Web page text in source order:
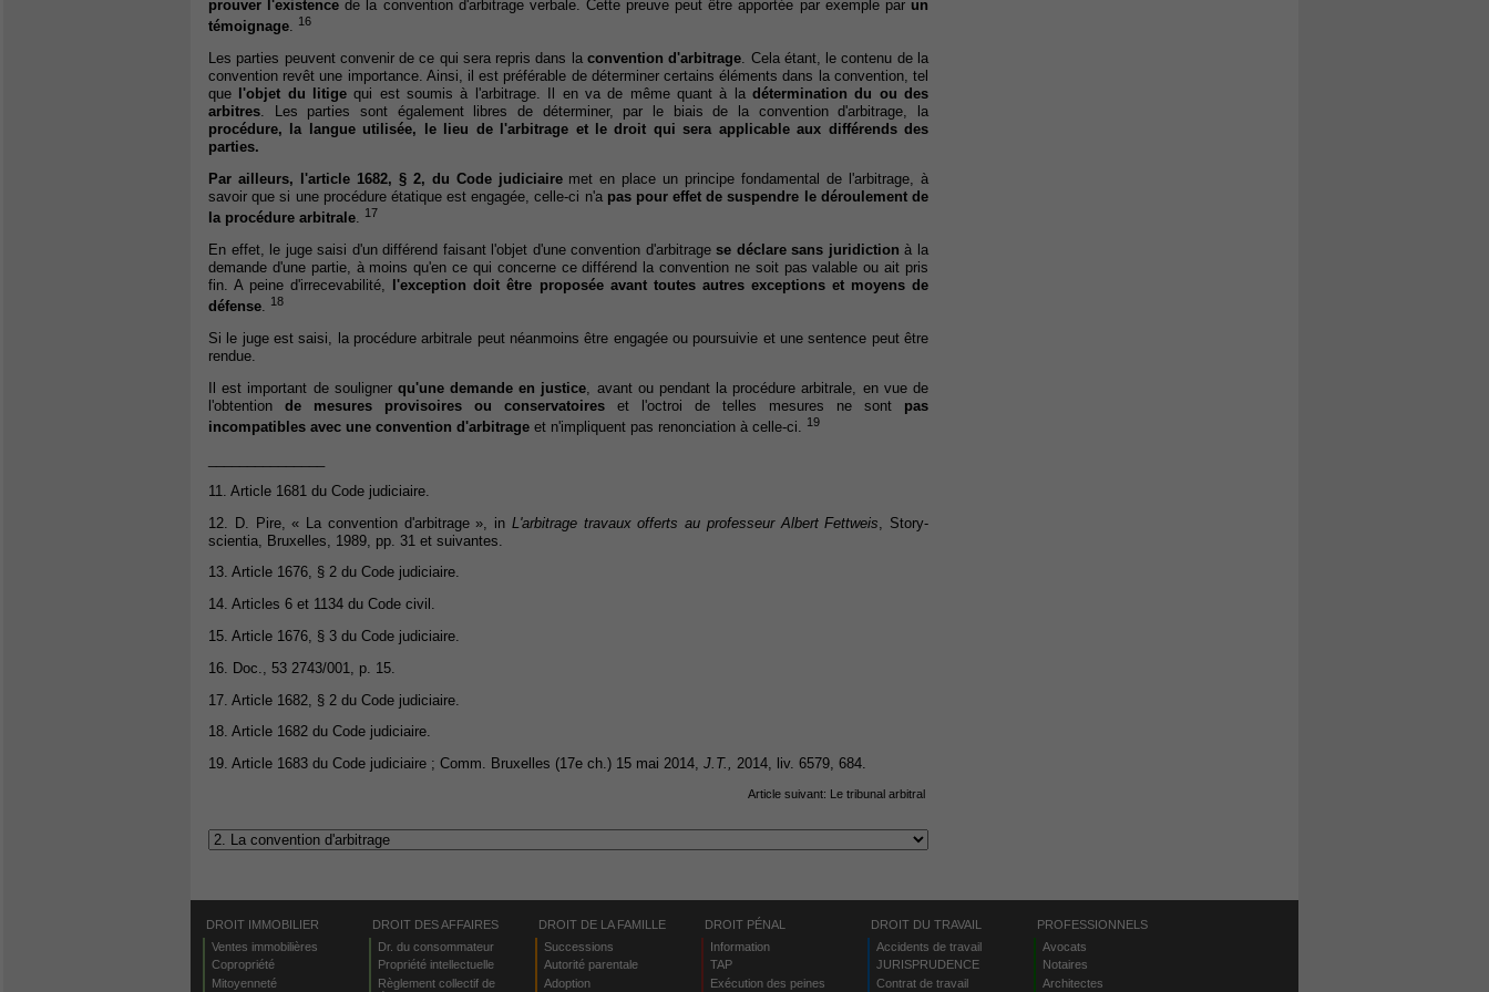
prouver l'existence de la convention d'arbitrage verbale. Cette preuve peut être apportée par exemple par un
témoignage. 16
Les parties peuvent convenir de ce qui sera repris dans laconvention d'arbitrage. Cela étant, le contenu de la
convention revêt une importance. Ainsi, il est préférable de déterminer certains éléments dans la convention, tel
que
l'objet du litige qui est soumis à l'arbitrage. Il en va de même quant à la détermination du ou des
arbitres. Les parties sont également libres de déterminer, par le biais de la convention d'arbitrage, la
procédure, la langue utilisée, le lieu de l'arbitrage et le droit qui sera applicable aux différends des
parties.
Par ailleurs, l'article 1682, § 2, du Code judiciairemet en place un principe fondamental de l'arbitrage, à
savoir que si une procédure étatique est engagée, celle-ci n'a pas pour effet de suspendre le déroulement de
la procédure arbitrale. 17
En effet, le juge saisi d'un différend faisant l'objet d'une convention d'arbitragese déclare sans juridiction à la
demande d'une partie, à moins qu'en ce qui concerne ce différend la convention ne soit pas valable ou ait pris
fin. A peine d'irrecevabilité,
l'exception doit être proposée avant toutes autres exceptions et moyens de
défense. 18
Si le juge est saisi, la procédure arbitrale peut néanmoins être engagée ou poursuivie et une sentence peut être
rendue.
Il est important de souligner qu'une demande en justice , avant ou pendant la procédure arbitrale, en vue de
l'obtention de mesures provisoires ou conservatoires et l'octroi de telles mesures ne sont pas
incompatibles avec une convention d'arbitrage et n'impliquent pas renonciation à celle-ci. 19
11. Article 1681 du Code judiciaire.
12. D. Pire, « La convention d'arbitrage », in L'arbitrage travaux offerts au professeur Albert Fettweis , Story-
scientia, Bruxelles, 1989, pp. 31 et suivantes.
13. Article 1676, § 2 du Code judiciaire.
14. Articles 6 et 1134 du Code civil.
15. Article 1676, § 3 du Code judiciaire.
16. Doc., 53 2743/001, p. 15.
17. Article 1682, § 2 du Code judiciaire.
18. Article 1682 du Code judiciaire.
19. Article 1683 du Code judiciaire ; Comm. Bruxelles (17e ch.) 15 mai 2014, J.T., 2014, liv. 6579, 684.
Article suivant: Le tribunal arbitral
DROIT IMMOBILIER
Ventes immobilières
Copropriété
Mitoyenneté
DROIT DES AFFAIRES
Dr. du consommateur
Propriété intellectuelle
Règlement collectif de
DROIT DE LA FAMILLE
Successions
Autorité parentale
Adoption
DROIT PÉNAL
Information
TAP
Exécution des peines
DROIT DU TRAVAIL
Accidents de travail
JURISPRUDENCE
Contrat de travail
PROFESSIONNELS
Avocats
Notaires
Architectes